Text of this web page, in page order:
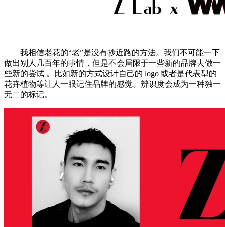
我相信老花的“老”是没有抄近路的方法。我们不可能一下
做出别人几百年的事情，但是不会局限于一些新的品牌去做一
些新的尝试 。比如新的方式设计自己的 logo 或者是代表型的
花卉植物等让人一眼记住品牌的感觉。辨识度会成为一种独一
无二的标记。